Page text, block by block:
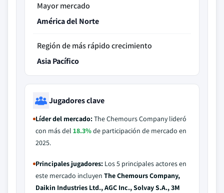
Mayor mercado
América del Norte
Región de más rápido crecimiento
Asia Pacífico
Jugadores clave
Líder del mercado:The Chemours Company lideró
con más del 18.3%de participación de mercado en
2025.
Principales jugadores: Los 5 principales actores en
este mercado incluyen The Chemours Company,
Daikin Industries Ltd., AGC Inc., Solvay S.A., 3M